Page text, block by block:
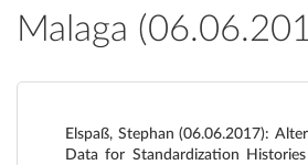
Malaga
Elspaß, Stephan (06.06.2017):
Data for Standardization